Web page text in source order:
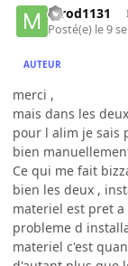
mrod1131
Posté(e) le 9
AUTEUR
merci ,
mais dans les
pour l alim je sais
bien
Ce qui me fait
bien les deux ,
materiel est pret
probleme d
materiel c'est